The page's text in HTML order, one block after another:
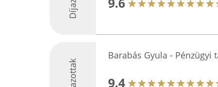
Díjazottak
Barabás Gyula - Pénzügyi
9.4